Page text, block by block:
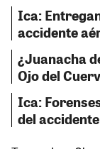
Ica:
accidente
¿Juanacha
Ojo del
Ica:
del